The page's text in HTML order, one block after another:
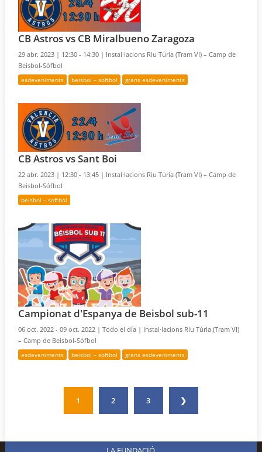
CB Astros vs CB Miralbueno Zaragoza
29 abr. 2023 | 12:30 - 14:30 | Instal·lacions Riu Túria (Tram VI) – Camp de
Beisbol-Sófbol
esdeveniments beisbol – softbol grans esdeveniments
CB Astros vs Sant Boi
22 abr. 2023 | 12:30 - 13:45 | Instal·lacions Riu Túria (Tram VI) – Camp de
Beisbol-Sófbol
beisbol – softbol
Campionat d'Espanya de Beisbol sub-11
06 oct. 2022 - 09 oct. 2022 |Todo el día | Instal·lacions Riu Túria (Tram VI)
– Camp de Beisbol-Sófbol
esdeveniments beisbol – softbol grans esdeveniments
1 2 3 ❯